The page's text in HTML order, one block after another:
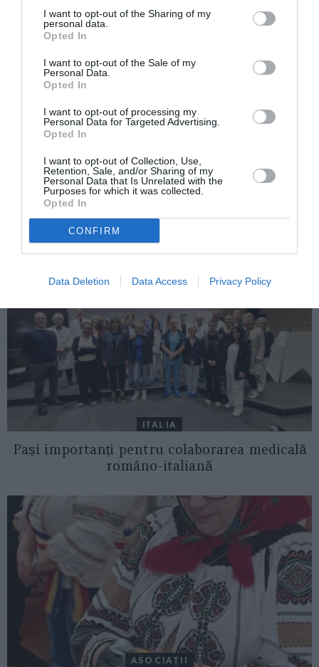
I want to opt-out of the Sharing of my
personal data.
Opted In
I want to opt-out of the Sale of my
Personal Data.
Opted In
I want to opt-out of processing my
Personal Data for Targeted Advertising.
Opted In
I want to opt-out of Collection, Use,
Retention, Sale, and/or Sharing of my
Personal Data that Is Unrelated with the
Purposes for which it was collected.
Opted In
CONFIRM
Data Deletion Data Access Privacy Policy
ROMANI IN ITALIA STIRI ITALIA
Viitorul ministru de Externe aruncă bomba:
«Am putea ajunge până la 15 parlamentari
Următorul articol
Decizie deosebită a Vaticanului: muncitorii
rezidența în Italia pe adresa parohiilor
AȚI PUTEA DORI DE
ASEMENEA
ITALIA
Pași importanți pentru colaborarea medicală
româno-italiană
ASOCIAŢII